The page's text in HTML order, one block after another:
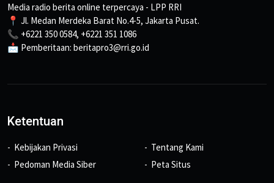
Media radio berita online terpercaya - LPP RRI
📍 Jl. Medan Merdeka Barat No.4-5, Jakarta Pusat.
📞 +6221 350 0584, +6221 351 1086
📩 Pemberitaan: beritapro3@rri.go.id
Ketentuan
Kebijakan Privasi
Pedoman Media Siber
Tentang Kami
Peta Situs